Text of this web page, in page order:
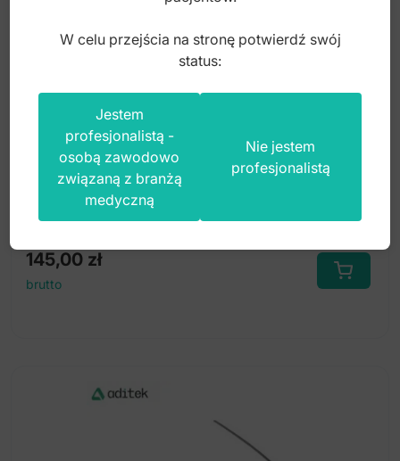
Kleszcze ekstrakcyjne anatomiczne do
zębów mądrości dolnych fig. 79
Index: DE.820.790
145,00 zł
brutto
W celu przejścia na stronę potwierdź swój
status:
Jestem
profesjonalistą -
osobą zawodowo
związaną z branżą
medyczną
Nie jestem
profesjonalistą